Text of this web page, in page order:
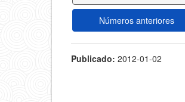
Números anteriores
Publicado: 2012-01-02